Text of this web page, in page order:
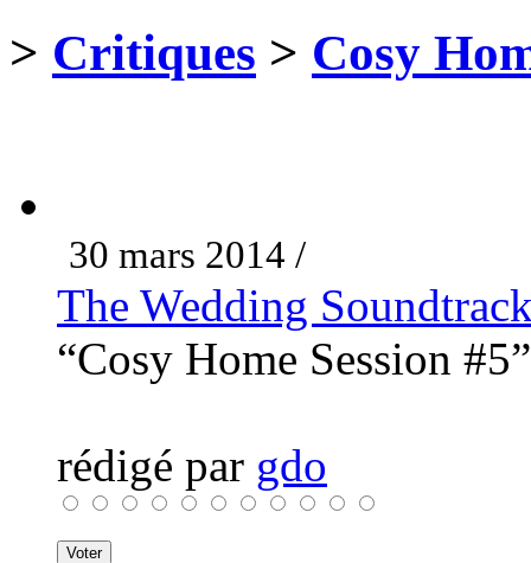
> Critiques > Cosy
30 mars 2014 /
The Wedding
“Cosy Home Session
rédigé par gdo